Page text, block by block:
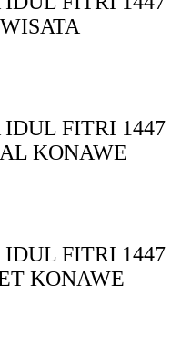
FITRI 1447
KONAWE
FITRI 1447
KONAWE